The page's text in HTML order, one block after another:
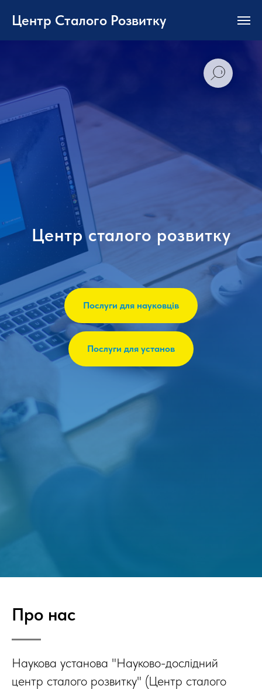
Центр Сталого Розвитку
Центр сталого розвитку
Послуги для науковців
Послуги для установ
Про нас
Наукова установа "Науково-дослідний
центр сталого розвитку" (Центр сталого